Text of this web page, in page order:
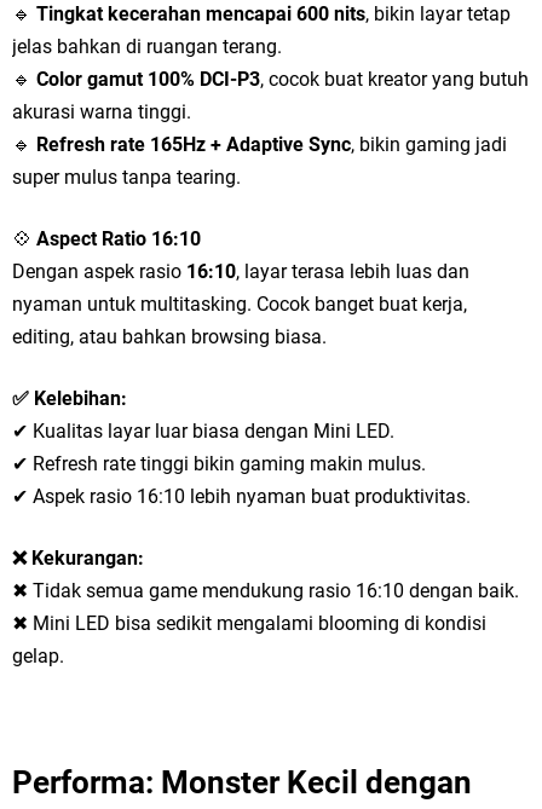
🔹 Tingkat kecerahan mencapai 600 nits, bikin layar tetap
jelas bahkan di ruangan terang.
🔹 Color gamut 100% DCI-P3, cocok buat kreator yang butuh
akurasi warna tinggi.
🔹 Refresh rate 165Hz + Adaptive Sync, bikin gaming jadi
super mulus tanpa tearing.
💠 Aspect Ratio 16:10
Dengan aspek rasio 16:10, layar terasa lebih luas dan
nyaman untuk multitasking. Cocok banget buat kerja,
editing, atau bahkan browsing biasa.
✅ Kelebihan:
✔ Kualitas layar luar biasa dengan Mini LED.
✔ Refresh rate tinggi bikin gaming makin mulus.
✔ Aspek rasio 16:10 lebih nyaman buat produktivitas.
❌ Kekurangan:
✖ Tidak semua game mendukung rasio 16:10 dengan baik.
✖ Mini LED bisa sedikit mengalami blooming di kondisi
gelap.
Performa: Monster Kecil dengan